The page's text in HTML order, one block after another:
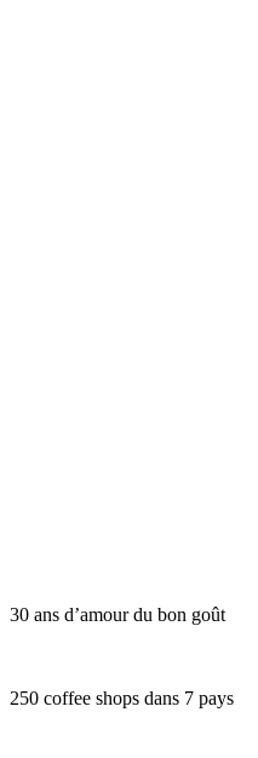
30 ans d’amour du bon goût
250 coffee shops dans 7 pays